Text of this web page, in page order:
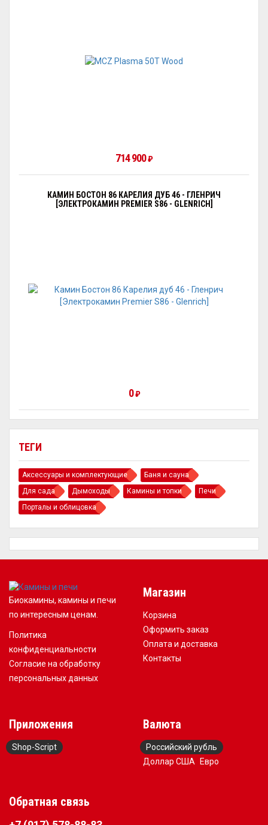
ТЕГИ
Аксессуары и комплектующие
Баня и сауна
Для сада
Дымоходы Камины и топки
Печи
Порталы и облицовка
714 900₽
КАМИН БОСТОН 86 КАРЕЛИЯ ДУБ 46 - ГЛЕНРИЧ
[ЭЛЕКТРОКАМИН PREMIER S86 - GLENRICH]
0₽
Биокамины, камины и печи
по интересным ценам.
Политика
конфиденциальности
Согласие на обработку
персональных данных
Магазин
Корзина
Оформить заказ
Оплата и доставка
Контакты
Приложения
Shop-Script
Валюта
Российский рубль
Доллар США
Евро
Обратная связь